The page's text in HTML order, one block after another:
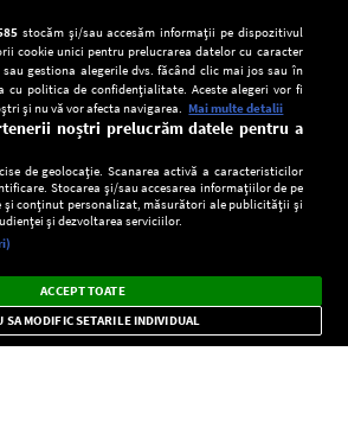
CONFIDENŢIALITATE
știri și alerte
×
stocăm și/sau accesăm informații pe dispozitivul
cookie unici pentru prelucrarea datelor cu caracter
gestiona alegerile dvs. făcând clic mai jos sau în
cu politica de confidențialitate. Aceste alegeri vor fi
și nu vă vor afecta navigarea. Mai multe detalii
noștri prelucrăm datele pentru a
de geolocație. Scanarea activă a caracteristicilor
Stocarea și/sau accesarea informațiilor de pe
și conținut personalizat, măsurători ale publicității și
și dezvoltarea serviciilor.
ACCEPT TOATE
SA MODIFIC SETARILE INDIVIDUAL